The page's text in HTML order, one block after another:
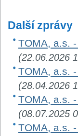
Další zprávy
TOMA, a.s.
(22.06.2026
TOMA, a.s.
(28.04.2026
TOMA, a.s.
(08.07.2025
TOMA, a.s.